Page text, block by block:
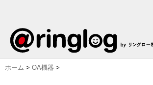
ホーム > OA機器 >